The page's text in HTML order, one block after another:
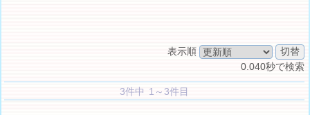
表示順
0.040秒で検索
3件中 1～3件目